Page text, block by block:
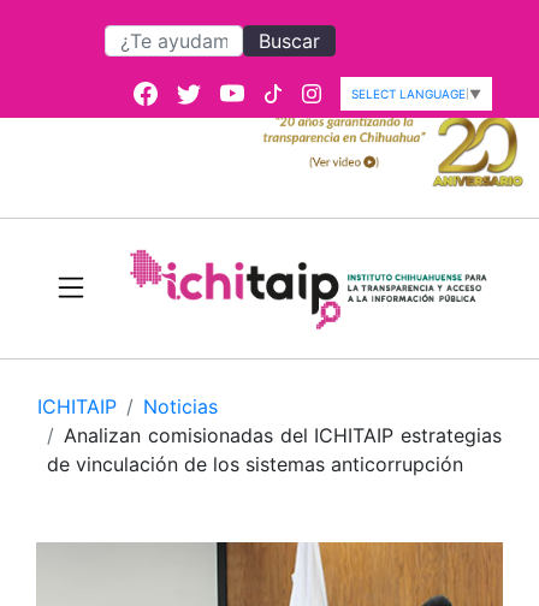
Buscar
SELECT LANGUAGE ▼
ICHITAIP
Noticias
Analizan comisionadas del ICHITAIP estrategias
de vinculación de los sistemas anticorrupción